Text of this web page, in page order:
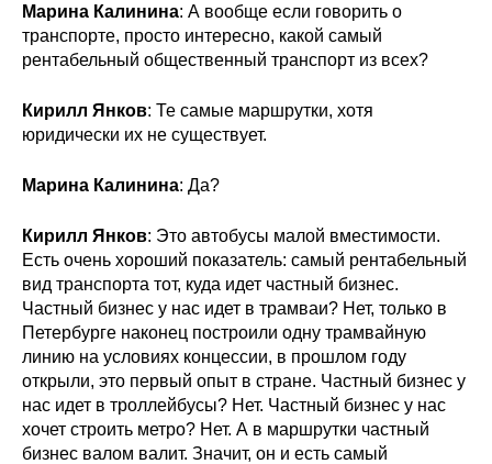
Марина Калинина: А вообще если говорить о
транспорте, просто интересно, какой самый
рентабельный общественный транспорт из всех?
Кирилл Янков: Те самые маршрутки, хотя
юридически их не существует.
Марина Калинина: Да?
Кирилл Янков: Это автобусы малой вместимости.
Есть очень хороший показатель: самый рентабельный
вид транспорта тот, куда идет частный бизнес.
Частный бизнес у нас идет в трамваи? Нет, только в
Петербурге наконец построили одну трамвайную
линию на условиях концессии, в прошлом году
открыли, это первый опыт в стране. Частный бизнес у
нас идет в троллейбусы? Нет. Частный бизнес у нас
хочет строить метро? Нет. А в маршрутки частный
бизнес валом валит. Значит, он и есть самый